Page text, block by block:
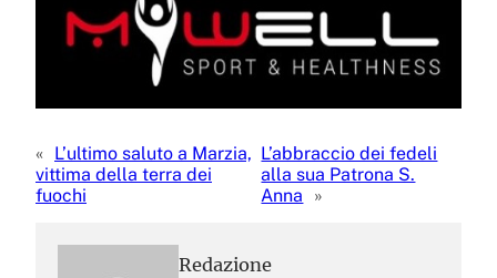
« L’ultimo saluto a Marzia,
vittima della terra dei
fuochi
L’abbraccio dei fedeli
alla sua Patrona S.
Anna
»
Redazione